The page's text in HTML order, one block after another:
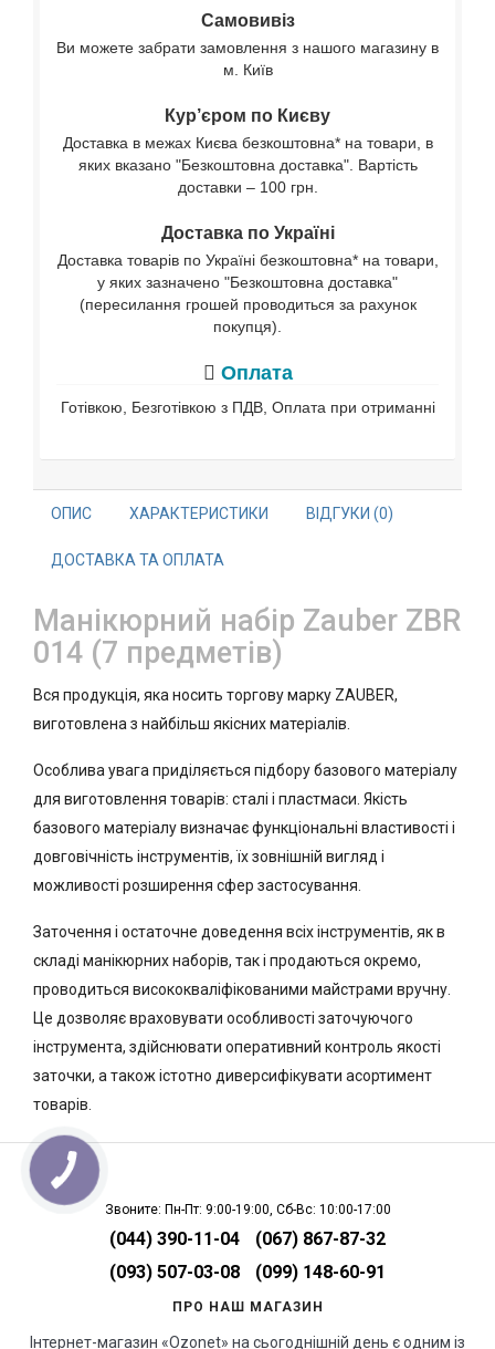
Самовивіз
Ви можете забрати замовлення з нашого магазину в
м. Київ
Кур’єром по Києву
Доставка в межах Києва безкоштовна* на товари, в
яких вказано "Безкоштовна доставка". Вартість
доставки – 100 грн.
Доставка по Україні
Доставка товарів по Україні безкоштовна* на товари,
у яких зазначено "Безкоштовна доставка"
(пересилання грошей проводиться за рахунок
покупця).
Оплата
Готівкою, Безготівкою з ПДВ, Оплата при отриманні
ОПИС ХАРАКТЕРИСТИКИ ВІДГУКИ (0)
ДОСТАВКА ТА ОПЛАТА
Манікюрний набір Zauber ZBR
014 (7 предметів)
Вся продукція, яка носить торгову марку ZAUBER,
виготовлена з найбільш якісних матеріалів.
Особлива увага приділяється підбору базового матеріалу
для виготовлення товарів: сталі і пластмаси. Якість
базового матеріалу визначає функціональні властивості і
довговічність інструментів, їх зовнішній вигляд і
можливості розширення сфер застосування.
Заточення і остаточне доведення всіх інструментів, як в
складі манікюрних наборів, так і продаються окремо,
проводиться висококваліфікованими майстрами вручну.
Це дозволяє враховувати особливості заточуючого
інструмента, здійснювати оперативний контроль якості
заточки, а також істотно диверсифікувати асортимент
товарів.
Звоните: Пн-Пт: 9:00-19:00, Сб-Вс: 10:00-17:00
(044) 390-11-04
(067) 867-87-32
(093) 507-03-08
(099) 148-60-91
ПРО НАШ МАГАЗИН
Інтернет-магазин «Ozonet» на сьогоднішній день є одним із